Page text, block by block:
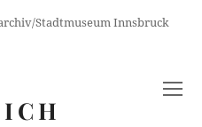
Stadtmuseum Innsbruck